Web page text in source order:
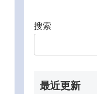
搜索
最近更新